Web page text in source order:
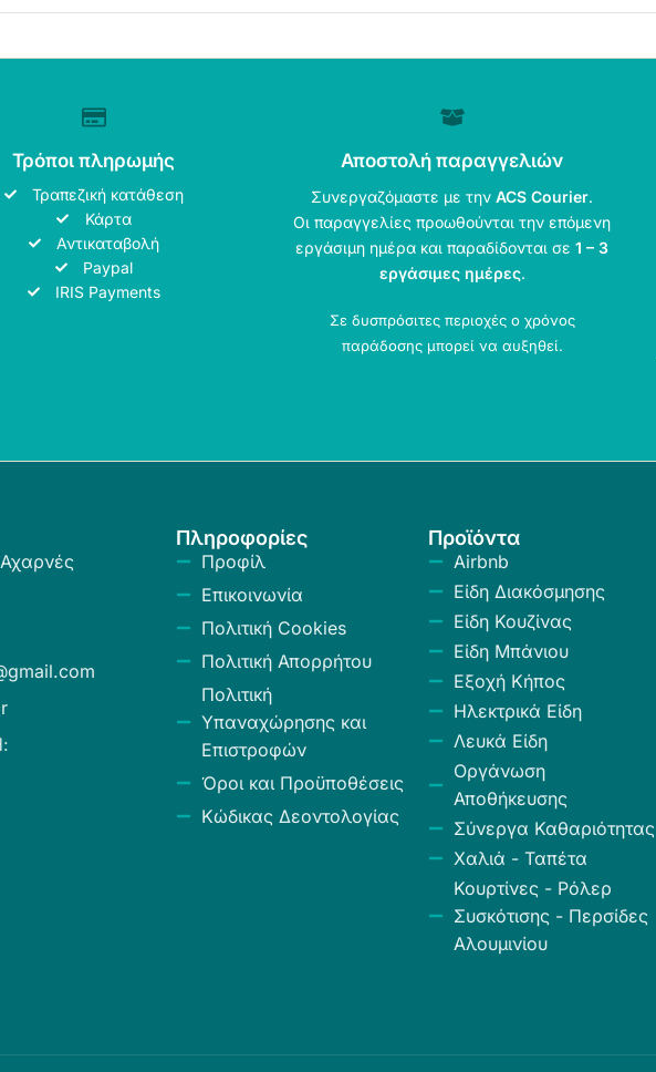
Τρόποι πληρωμής
Τραπεζική κατάθεση
Κάρτα
Αντικαταβολή
Paypal
IRIS Payments
Αποστολή παραγγελιών
Συνεργαζόμαστε με τηνACS Courier.
Οι παραγγελίες προωθούνται την επόμενη
εργάσιμη ημέρα και παραδίδονται σε1 – 3
εργάσιμες ημέρες.
Σε δυσπρόσιτες περιοχές ο χρόνος
παράδοσης μπορεί να αυξηθεί.
Πληροφορίες
Προφίλ
Επικοινωνία
Πολιτική Cookies
Πολιτική Απορρήτου
Πολιτική
Υπαναχώρησης και
Επιστροφών
Όροι και Προϋποθέσεις
Κώδικας Δεοντολογίας
Προϊόντα
Airbnb
Είδη Διακόσμησης
Είδη Κουζίνας
Είδη Μπάνιου
Εξοχή Κήπος
Ηλεκτρικά Είδη
Λευκά Είδη
Οργάνωση
Αποθήκευσης
Σύνεργα Καθαριότητας
Χαλιά - Ταπέτα
Κουρτίνες - Ρόλερ
Συσκότισης - Περσίδες
Αλουμινίου